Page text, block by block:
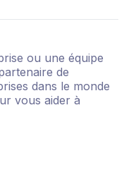
ou une équipe
de
dans le monde
vous aider à